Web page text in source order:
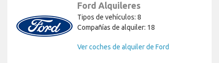
Ford Alquileres
Tipos de vehículos: 8
Compañías de alquiler: 18
Ver coches de alquiler de Ford